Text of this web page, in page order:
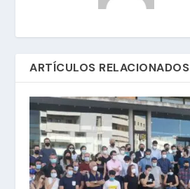
ARTÍCULOS RELACIONADOS